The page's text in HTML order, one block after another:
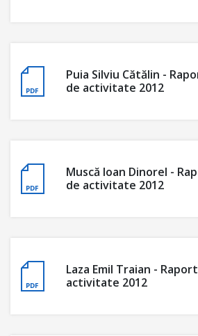
Puia Silviu Cătălin -
de activitate 2012
Muscă Ioan Dinorel -
de activitate 2012
Laza Emil Traian -
activitate 2012